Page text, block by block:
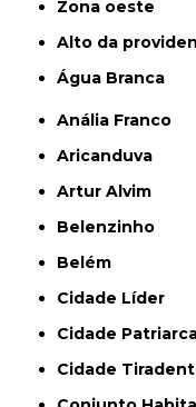
Zona oeste
alto da
Água Branca
Anália Franco
Aricanduva
Artur Alvim
Belenzinho
Belém
Cidade Líder
Cidade
Cidade